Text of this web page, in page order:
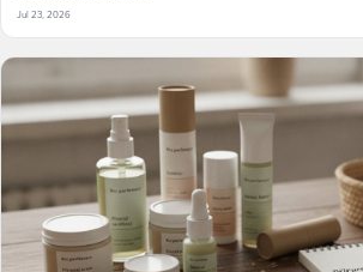
Jul 23, 2026